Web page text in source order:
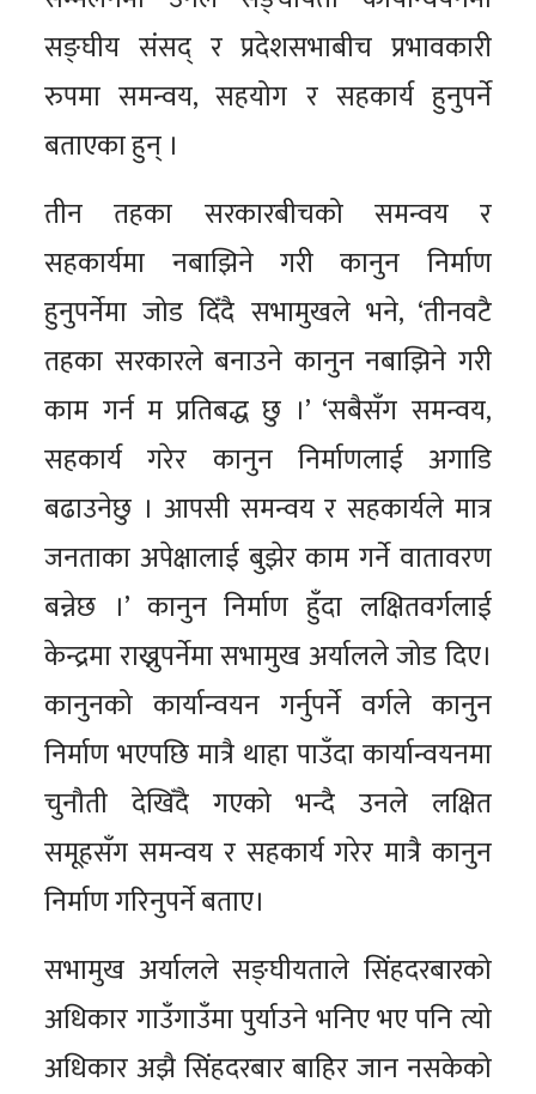
सङ्घीय संसद् र प्रदेशसभाबीच प्रभावकारी
रुपमा समन्वय, सहयोग र सहकार्य हुनुपर्ने
बताएका हुन् ।
तीन तहका सरकारबीचको समन्वय र
सहकार्यमा नबाझिने गरी कानुन निर्माण
हुनुपर्नेमा जोड दिँदै सभामुखले भने, ‘तीनवटै
तहका सरकारले बनाउने कानुन नबाझिने गरी
काम गर्न म प्रतिबद्ध छु ।’ ‘सबैसँग समन्वय,
सहकार्य गरेर कानुन निर्माणलाई अगाडि
बढाउनेछु । आपसी समन्वय र सहकार्यले मात्र
जनताका अपेक्षालाई बुझेर काम गर्ने वातावरण
बन्नेछ ।’ कानुन निर्माण हुँदा लक्षितवर्गलाई
केन्द्रमा राख्नुपर्नेमा सभामुख अर्यालले जोड दिए।
कानुनको कार्यान्वयन गर्नुपर्ने वर्गले कानुन
निर्माण भएपछि मात्रै थाहा पाउँदा कार्यान्वयनमा
चुनौती देखिँदै गएको भन्दै उनले लक्षित
समूहसँग समन्वय र सहकार्य गरेर मात्रै कानुन
निर्माण गरिनुपर्ने बताए।
सभामुख अर्यालले सङ्घीयताले सिंहदरबारको
अधिकार गाउँगाउँमा पुर्याउने भनिए भए पनि त्यो
अधिकार अझै सिंहदरबार बाहिर जान नसकेको